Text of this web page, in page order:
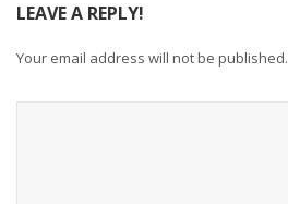
LEAVE A REPLY!
Your email address will not be published.